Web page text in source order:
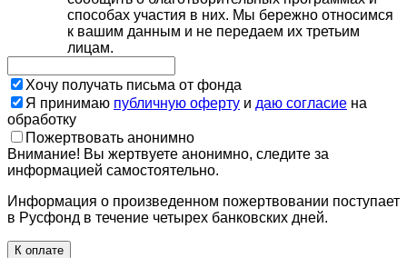
способах участия в них. Мы бережно относимся
к вашим данным и не передаем их третьим
лицам.
Хочу получать письма от фонда
Я принимаю публичную оферту и даю согласие на
обработку
Пожертвовать анонимно
Внимание! Вы жертвуете анонимно, следите за
информацией самостоятельно.
Информация о произведенном пожертвовании поступает
в Русфонд в течение четырех банковских дней.
К оплате